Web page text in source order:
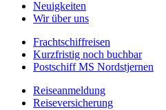
Neuigkeiten
Wir über uns
Frachtschiffreisen
Kurzfristig noch buchbar
Postschiff MS Nordstjernen
Reiseanmeldung
Reiseversicherung